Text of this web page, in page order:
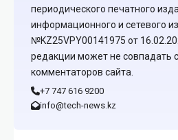
периодического печатного
информационного и сетевого
№KZ25VPY00141975 от
редакции может не совпадать
комментаторов сайта.
+7 747 616 9200
info@tech-news.kz